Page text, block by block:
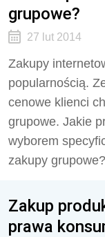
grupowe?
27 lut 2014
Zakupy
popularnością.
cenowe klienci
grupowe. Jakie
wyborem
zakupy grupowe?
Zakup
prawa